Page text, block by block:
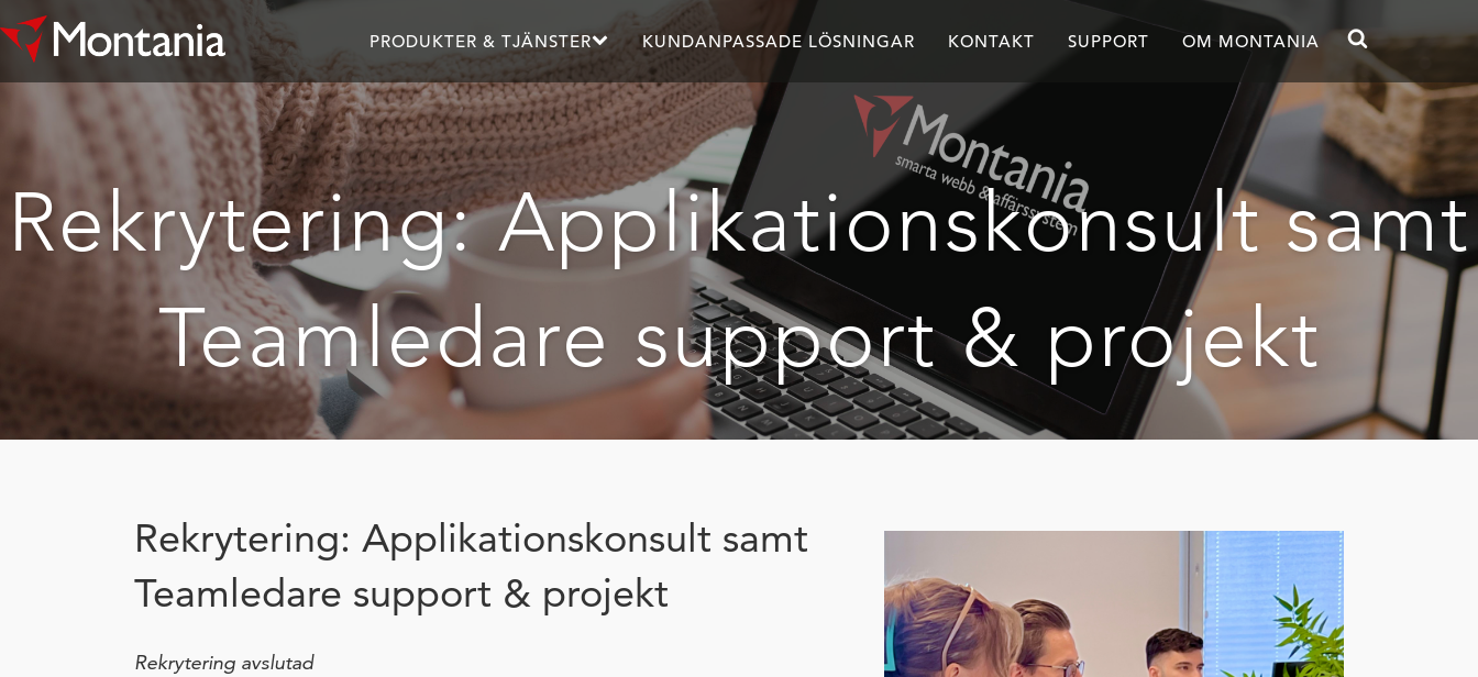
PRODUKTER & TJÄNSTER KUNDANPASSADE LÖSNINGAR KONTAKT SUPPORT OM MONTANIA
Rekrytering: Applikationskonsult samt
Teamledare support & projekt
Rekrytering: Applikationskonsult samt
Teamledare support & projekt
Rekrytering avslutad